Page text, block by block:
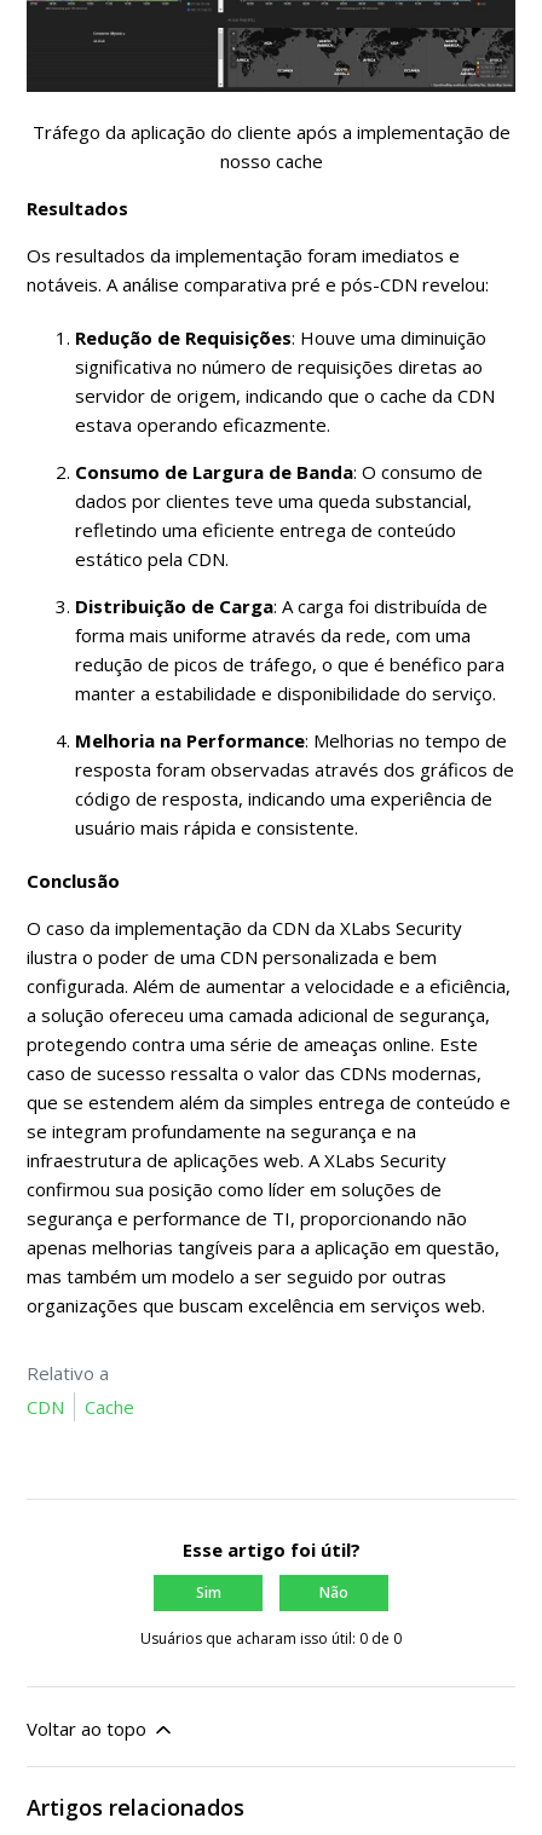
Tráfego da aplicação do cliente após a implementação de
nosso cache
Resultados
Os resultados da implementação foram imediatos e
notáveis. A análise comparativa pré e pós-CDN revelou:
Redução de Requisições: Houve uma diminuição
significativa no número de requisições diretas ao
servidor de origem, indicando que o cache da CDN
estava operando eficazmente.
Consumo de Largura de Banda: O consumo de
dados por clientes teve uma queda substancial,
refletindo uma eficiente entrega de conteúdo
estático pela CDN.
Distribuição de Carga: A carga foi distribuída de
forma mais uniforme através da rede, com uma
redução de picos de tráfego, o que é benéfico para
manter a estabilidade e disponibilidade do serviço.
Melhoria na Performance: Melhorias no tempo de
resposta foram observadas através dos gráficos de
código de resposta, indicando uma experiência de
usuário mais rápida e consistente.
Conclusão
O caso da implementação da CDN da XLabs Security
ilustra o poder de uma CDN personalizada e bem
configurada. Além de aumentar a velocidade e a eficiência,
a solução ofereceu uma camada adicional de segurança,
protegendo contra uma série de ameaças online. Este
caso de sucesso ressalta o valor das CDNs modernas,
que se estendem além da simples entrega de conteúdo e
se integram profundamente na segurança e na
infraestrutura de aplicações web. A XLabs Security
confirmou sua posição como líder em soluções de
segurança e performance de TI, proporcionando não
apenas melhorias tangíveis para a aplicação em questão,
mas também um modelo a ser seguido por outras
organizações que buscam excelência em serviços web.
Relativo a
CDN
Cache
Esse artigo foi útil?
Sim Não
Usuários que acharam isso útil: 0 de 0
Voltar ao topo
Artigos relacionados